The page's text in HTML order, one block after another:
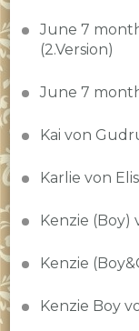
June 7
(2.Version)
June 7
Kai von
Karlie von
Kenzie (Boy)
Kenzie
Kenzie Boy